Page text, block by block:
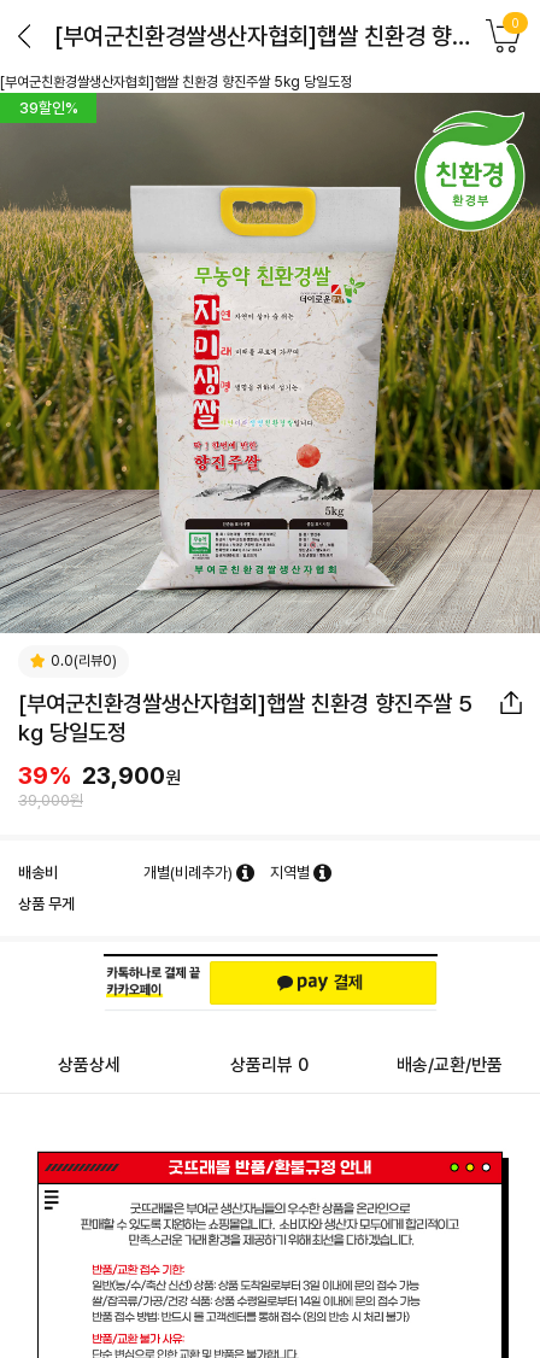
[부여군친환경쌀생산자협회]햅쌀 친환경 향진주쌀 5kg 당일도정 0
[부여군친환경쌀생산자협회]햅쌀 친환경 향진주쌀 5kg 당일도정
39할인%
0.0(리뷰0)
[부여군친환경쌀생산자협회]햅쌀 친환경 향진주쌀 5
kg 당일도정
39% 23,900원
39,000원
배송비 개별(비례추가)
지역별
상품 무게
상품상세 상품리뷰 0 배송/교환/반품